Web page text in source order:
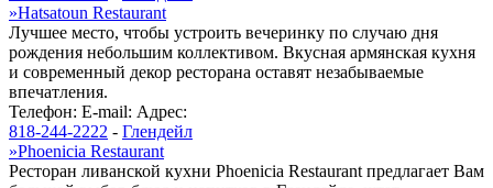
»Hatsatoun Restaurant
Лучшее место, чтобы устроить вечеринку по случаю дня
рождения небольшим коллективом. Вкусная армянская кухня
и современный декор ресторана оставят незабываемые
впечатления.
Телефон: E-mail: Адрес:
818-244-2222 - Глендейл
»Phoenicia Restaurant
Ресторан ливанской кухни Phoenicia Restaurant предлагает Вам